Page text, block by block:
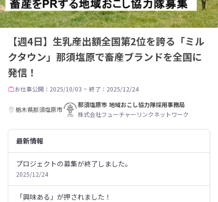
【週4日】生乳産出額全国第2位を誇る「ミル
クタウン」那須塩原で畜産ブランドを全国に
発信！
お仕事公開：2025/10/03 ~ 終了：2025/12/24
栃木県那須塩原市
那須塩原市 地域おこし協力隊採用事務局
株式会社フューチャーリンクネットワーク
最新情報
プロジェクトの募集が終了しました。
2025/12/24
「興味ある」が押されました！